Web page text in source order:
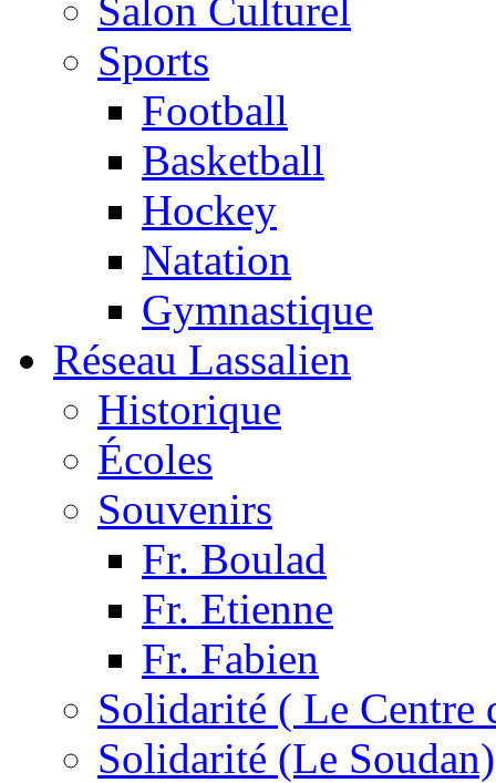
Salon Culturel
Sports
Football
Basketball
Hockey
Natation
Gymnastique
Réseau Lassalien
Historique
Écoles
Souvenirs
Fr. Boulad
Fr. Etienne
Fr. Fabien
Solidarité ( Le Centre
Solidarité (Le Soudan)